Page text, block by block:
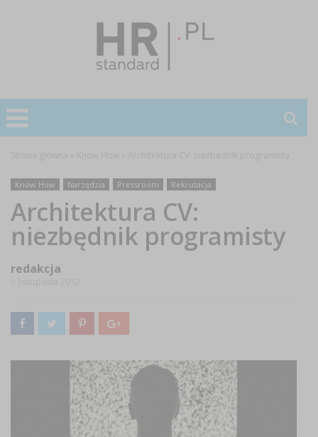
Know How Narzędzia Pressroom Rekrutacja
Architektura CV:
niezbędnik programisty
redakcja